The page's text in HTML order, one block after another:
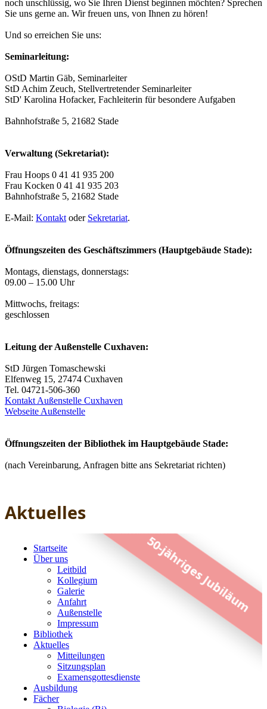
noch unschlüssig, wo Sie Ihren Dienst beginnen möchten? Sprechen
Sie uns gerne an. Wir freuen uns, von Ihnen zu hören!
Und so erreichen Sie uns:
Seminarleitung:
OStD Martin Gäb, Seminarleiter
StD Achim Zeuch, Stellvertretender Seminarleiter
StD' Karolina Hofacker, Fachleiterin für besondere Aufgaben
Bahnhofstraße 5, 21682 Stade
Verwaltung (Sekretariat):
Frau Hoops 0 41 41 935 200
Frau Kocken 0 41 41 935 203
Bahnhofstraße 5, 21682 Stade
E-Mail: Kontaktoder Sekretariat.
Öffnungszeiten des Geschäftszimmers (Hauptgebäude Stade):
Montags, dienstags, donnerstags:
09.00 – 15.00 Uhr
Mittwochs, freitags:
geschlossen
Leitung der Außenstelle Cuxhaven:
StD Jürgen Tomaschewski
Elfenweg 15, 27474 Cuxhaven
Tel. 04721-506-360
Kontakt Außenstelle Cuxhaven
Webseite Außenstelle
Öffnungszeiten der Bibliothek im Hauptgebäude Stade:
(nach Vereinbarung, Anfragen bitte ans Sekretariat richten)
Aktuelles